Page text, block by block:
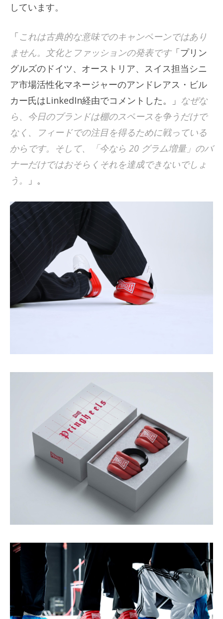
しています。
「これは古典的な意味でのキャンペーンではあり
ません。文化とファッションの発表です「プリン
グルズのドイツ、オーストリア、スイス担当シニ
ア市場活性化マネージャーのアンドレアス・ビル
カー氏はLinkedIn経由でコメントした。」 なぜな
ら、今日のブランドは棚のスペースを争うだけで
なく、フィードでの注目を得るために戦っている
からです。そして、「今なら 20 グラム増量」のバ
ナーだけではおそらくそれを達成できないでしょ
う。
」。